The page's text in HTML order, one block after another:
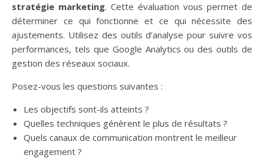
stratégie marketing. Cette évaluation vous permet de
déterminer ce qui fonctionne et ce qui nécessite des
ajustements. Utilisez des outils d’analyse pour suivre vos
performances, tels que Google Analytics ou des outils de
gestion des réseaux sociaux.
Posez-vous les questions suivantes :
Les objectifs sont-ils atteints ?
Quelles techniques génèrent le plus de résultats ?
Quels canaux de communication montrent le meilleur
engagement ?